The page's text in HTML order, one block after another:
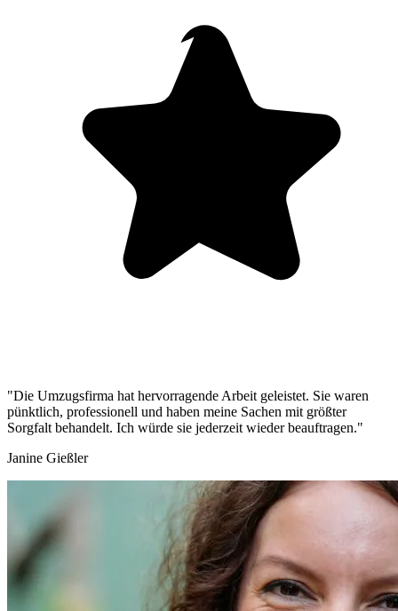
"Die Umzugsfirma hat hervorragende Arbeit geleistet. Sie waren
pünktlich, professionell und haben meine Sachen mit größter
Sorgfalt behandelt. Ich würde sie jederzeit wieder beauftragen."
Janine Gießler